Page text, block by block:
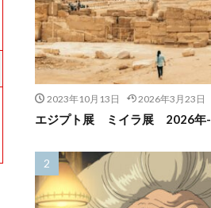
2023年10月13日 2026年3月23日
エジプト展 ミイラ展 2026年-